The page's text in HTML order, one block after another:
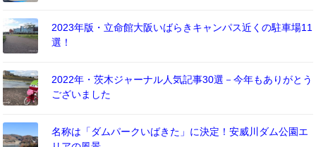
2023年版・立命館大阪いばらきキャンパス近くの駐車場11
選！
2022年・茨木ジャーナル人気記事30選－今年もありがとう
ございました
名称は「ダムパークいばきた」に決定！安威川ダム公園エ